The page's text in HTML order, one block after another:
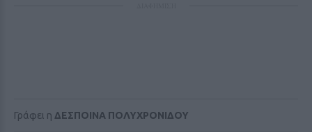
Γράφει η ΔΕΣΠΟΙΝΑ ΠΟΛΥΧΡΟΝΙΔΟΥ